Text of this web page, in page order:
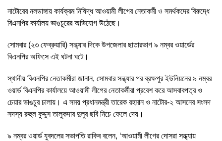
নাটোরের নলডাঙ্গায় কার্যক্রম নিষিদ্ধ আওয়ামী লীগের নেতাকর্মী ও সমর্থকদের বিরুদ্ধে
বিএনপির কার্যালয় ভাঙচুরের অভিযোগ উঠেছে।
সোমবার (২৩ ফেব্রুয়ারি) সন্ধ্যার দিকে উপজেলার ছাতারভাগ ৯ নম্বর ওয়ার্ডের
বিএনপির অফিসে এই ঘটনা ঘটে।
স্থানীয় বিএনপির নেতাকর্মীরা জানান, সোমবার সন্ধ্যার পর ব্রক্ষপুর ইউনিয়নের ৯ নম্বর
ওয়ার্ড বিএনপির কার্যালয়ে আওয়ামী লীগের নেতাকর্মীরা প্রবেশ করে আসবাবপত্র ও
চেয়ার ভাঙচুর চালায়। এ সময় প্রধানমন্ত্রী তারেক রহমান ও নাটোর-২ আসনের সংসদ
সদস্য রুহুল কুদ্দুস তালুকদার দুলুর ছবি নিচে ফেলে দেয়।
৯ নম্বর ওয়ার্ড যুবদলের সভাপতি রাকিব বলেন, ‘আওয়ামী লীগের দোসরা সন্ধ্যায়